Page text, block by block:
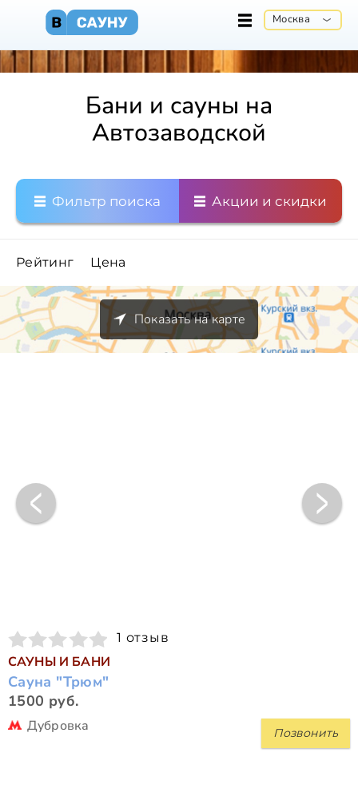
Москва
Бани и сауны на
Автозаводской
Фильтр поиска Акции и скидки
Рейтинг Цена
Показать на карте
1 отзыв
САУНЫ И БАНИ
Сауна "Трюм"
1500 руб.
Позвонить
Дубровка